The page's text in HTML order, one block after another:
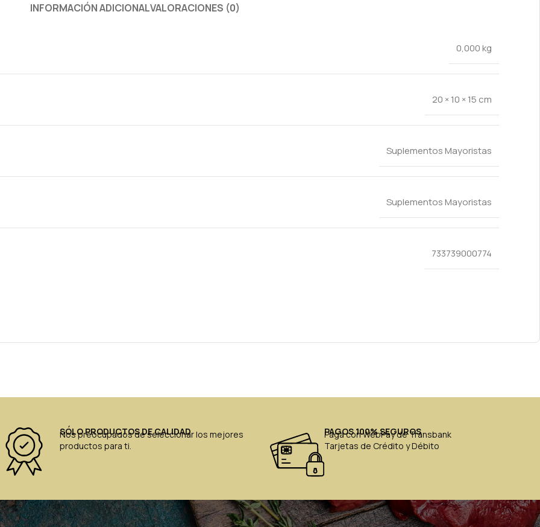
INFORMACIÓN ADICIONALVALORACIONES (0)
0,000 kg
20 × 10 × 15 cm
Suplementos Mayoristas
Suplementos Mayoristas
733739000774
SÓLO PRODUCTOS DE CALIDAD
Nos preocupados de seleccionar los mejores
productos para ti.
PAGOS 100% SEGUROS
Paga con WebPay de Transbank
Tarjetas de Crédito y Débito